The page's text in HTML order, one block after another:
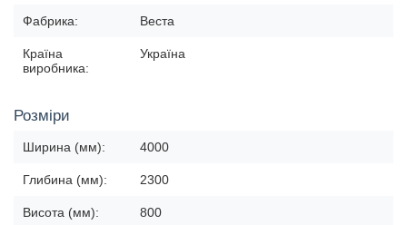
Фабрика: Веста
Країна
виробника:
Україна
Розміри
Ширина (мм): 4000
Глибина (мм): 2300
Висота (мм): 800